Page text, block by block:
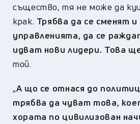
същество, тя не може да
крак. Трябва да се сменят
управленията, да се
идват нови лидери. Това
той.
„А що се отнася до
трябва да чуват това,
хората по цивилизован